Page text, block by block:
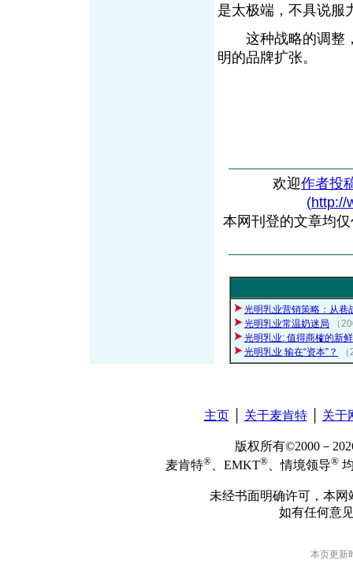
是太极端，不具说服
这种战略的调整，
明的品牌扩张。
欢迎作者投
(http://
本网刊登的文章均
光明乳业营销策略：从巷
光明乳业常温奶迷局
（
光明乳业: 值得商榷的新
光明乳业 输在“资本”？
主页│ 关于麦肯特│ 关于
版权所有©2000－
麦肯特® 、EMKT® 、情境领导®
未经书面明确许可，本
如有任何意
本页更新